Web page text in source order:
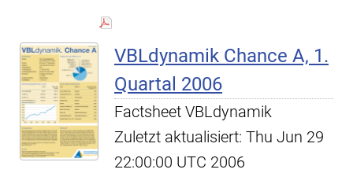
VBLdynamik Chance A, 1.
Quartal 2006
Factsheet VBLdynamik
Zuletzt aktualisiert: Thu Jun 29
22:00:00 UTC 2006